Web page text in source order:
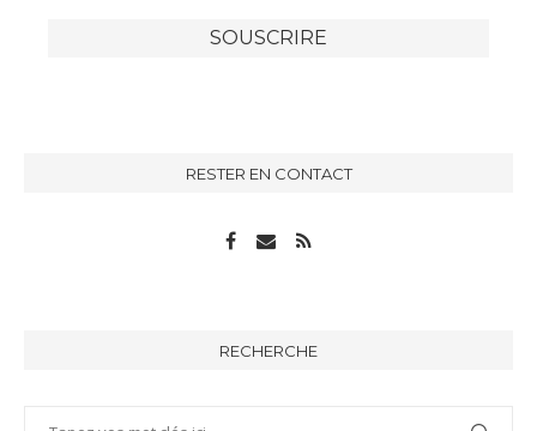
RESTER EN CONTACT
RECHERCHE